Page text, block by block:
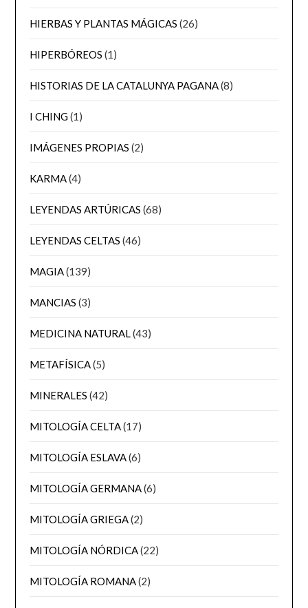
HIERBAS Y PLANTAS MÁGICAS (26)
HIPERBÓREOS (1)
HISTORIAS DE LA CATALUNYA PAGANA(8)
I CHING(1)
IMÁGENES PROPIAS (2)
KARMA(4)
LEYENDAS ARTÚRICAS (68)
LEYENDAS CELTAS (46)
MAGIA(139)
MANCIAS (3)
MEDICINA NATURAL(43)
METAFÍSICA(5)
MINERALES (42)
MITOLOGÍA CELTA(17)
MITOLOGÍA ESLAVA(6)
MITOLOGÍA GERMANA(6)
MITOLOGÍA GRIEGA(2)
MITOLOGÍA NÓRDICA(22)
MITOLOGÍA ROMANA(2)